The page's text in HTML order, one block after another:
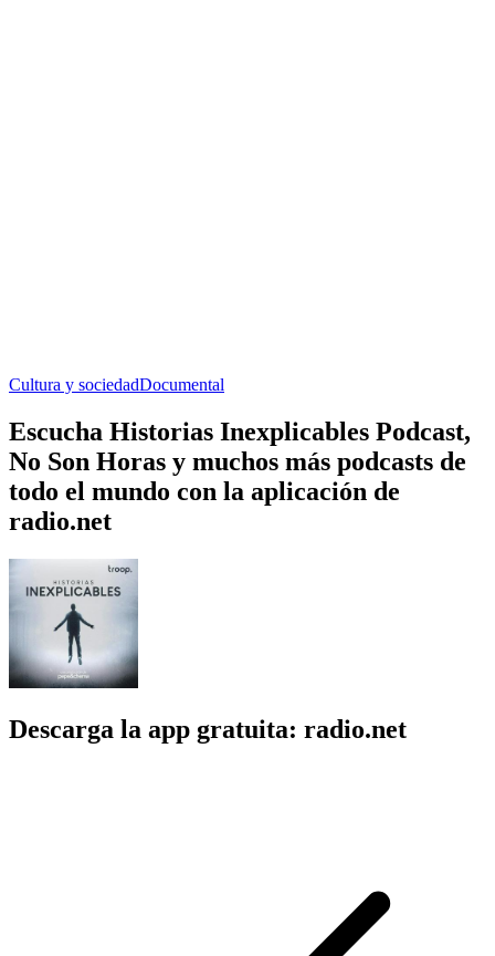
Cultura y sociedadDocumental
Escucha Historias Inexplicables Podcast,
No Son Horas y muchos más podcasts de
todo el mundo con la aplicación de
radio.net
Descarga la app gratuita: radio.net